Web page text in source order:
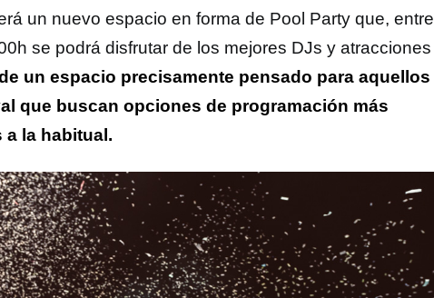
un nuevo espacio en forma de Pool Party que, entre
se podrá disfrutar de los mejores DJs y atracciones
un espacio precisamente pensado para aquellos
que buscan opciones de programación más
a la habitual.